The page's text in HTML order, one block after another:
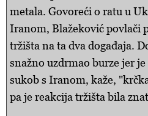
metala. Govoreći o ratu u
Iranom, Blažeković povlači
tržišta na ta dva događaja.
snažno uzdrmao burze jer
sukob s Iranom, kaže,
pa je reakcija tržišta bila